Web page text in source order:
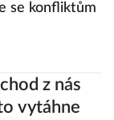
se konfliktům
z nás
vytáhne